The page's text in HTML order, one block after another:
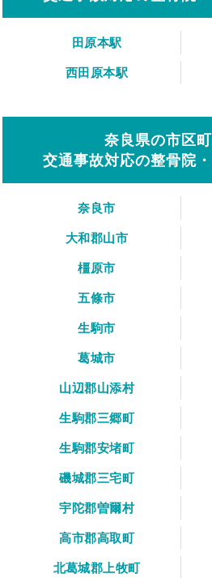
田原本駅
西田原本駅
奈良県の市区
交通事故対応の整骨院
奈良市
大和郡山市
橿原市
五條市
生駒市
葛城市
山辺郡山添村
生駒郡三郷町
生駒郡安堵町
磯城郡三宅町
宇陀郡曽爾村
高市郡高取町
北葛城郡上牧町